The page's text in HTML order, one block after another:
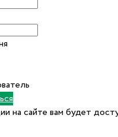
на сайте вам будет